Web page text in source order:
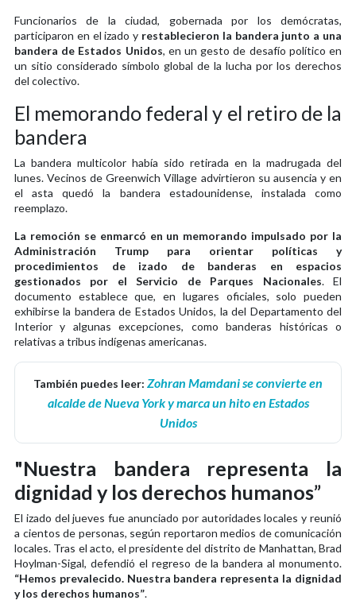
Funcionarios de la ciudad, gobernada por los demócratas,
participaron en el izado y restablecieron la bandera junto a una
bandera de Estados Unidos, en un gesto de desafío político en
un sitio considerado símbolo global de la lucha por los derechos
del colectivo.
El memorando federal y el retiro de la
bandera
La bandera multicolor había sido retirada en la madrugada del
lunes. Vecinos de Greenwich Village advirtieron su ausencia y en
el asta quedó la bandera estadounidense, instalada como
reemplazo.
La remoción se enmarcó en un memorando impulsado por la
Administración Trump para orientar políticas y
procedimientos de izado de banderas en espacios
gestionados por el Servicio de Parques Nacionales. El
documento establece que, en lugares oficiales, solo pueden
exhibirse la bandera de Estados Unidos, la del Departamento del
Interior y algunas excepciones, como banderas históricas o
relativas a tribus indígenas americanas.
También puedes leer: Zohran Mamdani se convierte en
alcalde de Nueva York y marca un hito en Estados
Unidos
"Nuestra bandera representa la
dignidad y los derechos humanos”
El izado del jueves fue anunciado por autoridades locales y reunió
a cientos de personas, según reportaron medios de comunicación
locales. Tras el acto, el presidente del distrito de Manhattan, Brad
Hoylman-Sigal, defendió el regreso de la bandera al monumento.
“Hemos prevalecido. Nuestra bandera representa la dignidad
y los derechos humanos”.